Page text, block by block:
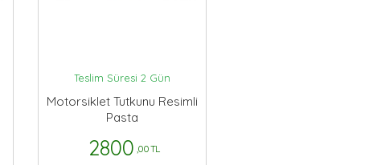
Teslim Süresi 2 Gün
Motorsiklet Tutkunu Resimli
Pasta
2800 ,00 TL